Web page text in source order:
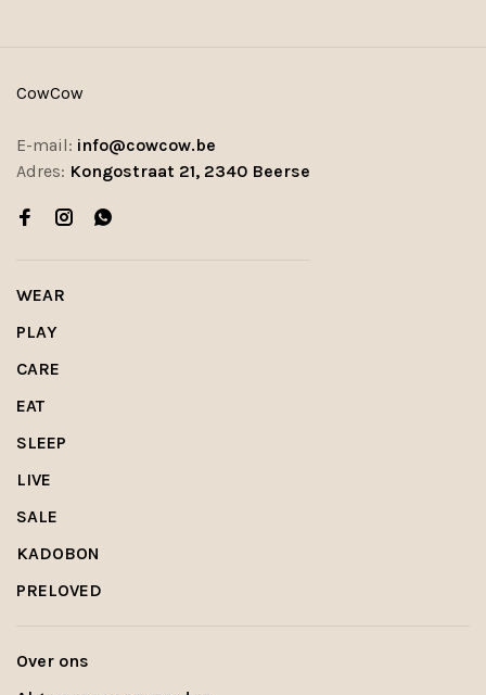
CowCow
E-mail: info@cowcow.be
Adres: Kongostraat 21, 2340 Beerse
WEAR
PLAY
CARE
EAT
SLEEP
LIVE
SALE
KADOBON
PRELOVED
Over ons